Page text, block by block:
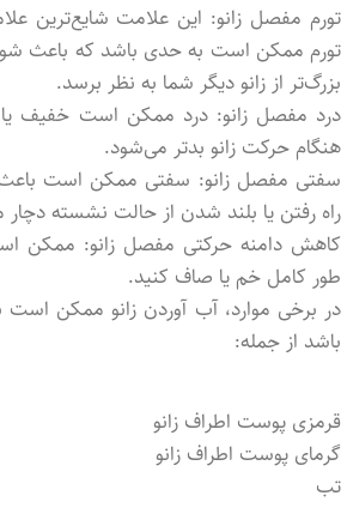
تورم مفصل زانو: این علامت شایع‌ترین
تورم ممکن است به حدی باشد که باعث شود
بزرگ‌تر از زانو دیگر شما به نظر برسد.
درد مفصل زانو: درد ممکن است خفیف یا
هنگام حرکت زانو بدتر می‌شود.
سفتی مفصل زانو: سفتی ممکن است باعث
راه رفتن یا بلند شدن از حالت نشسته
کاهش دامنه حرکتی مفصل زانو: ممکن است
طور کامل خم یا صاف کنید.
در برخی موارد، آب آوردن زانو ممکن است
باشد از جمله:
قرمزی پوست اطراف زانو
گرمای پوست اطراف زانو
تب